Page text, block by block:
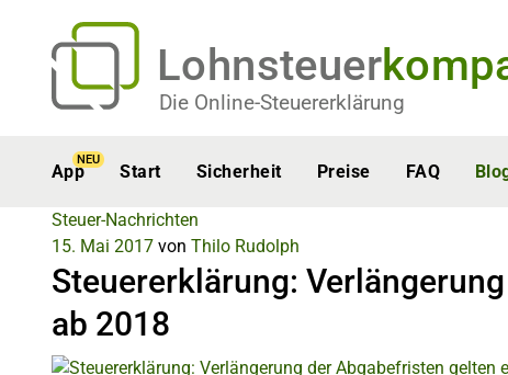
Lohnsteuer
Die Online-Steuererklärung
App
NEU
Start Sicherheit Preise FAQ
Steuer-Nachrichten
15. Mai 2017 von Thilo Rudolph
Steuererklärung:
ab 2018